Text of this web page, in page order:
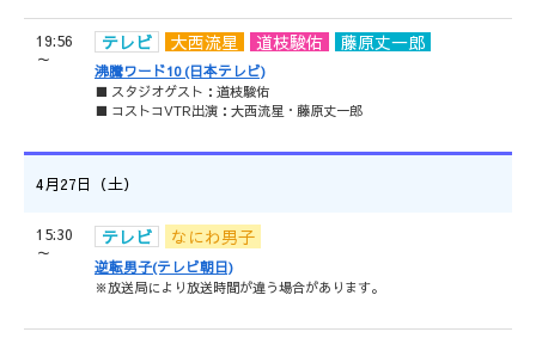
19:56
～
テレビ 大西流星 道枝駿佑 藤原丈一郎
沸騰ワード10 (日本テレビ)
■ スタジオゲスト：道枝駿佑
■ コストコVTR出演：大西流星・藤原丈一郎
4月27日（土）
15:30
～
テレビ なにわ男子
逆転男子(テレビ朝日)
※放送局により放送時間が違う場合があります。